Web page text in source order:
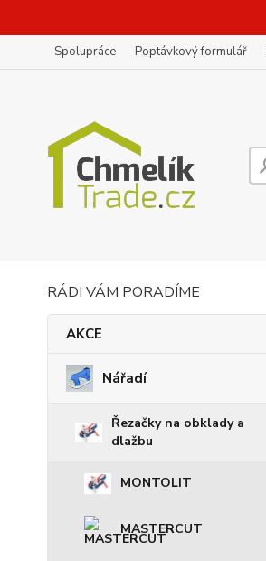
Spolupráce Poptávkový formulář
RÁDI VÁM PORADÍME
AKCE
Nářadí
Řezačky na obklady a
dlažbu
MONTOLIT
MASTERCUT